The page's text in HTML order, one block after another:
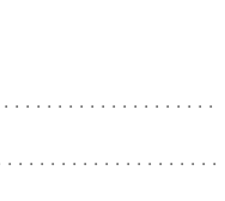
. . . . . . . . . . . . . . . . . . .
. . . . . . . . . . . . . . . . . . .